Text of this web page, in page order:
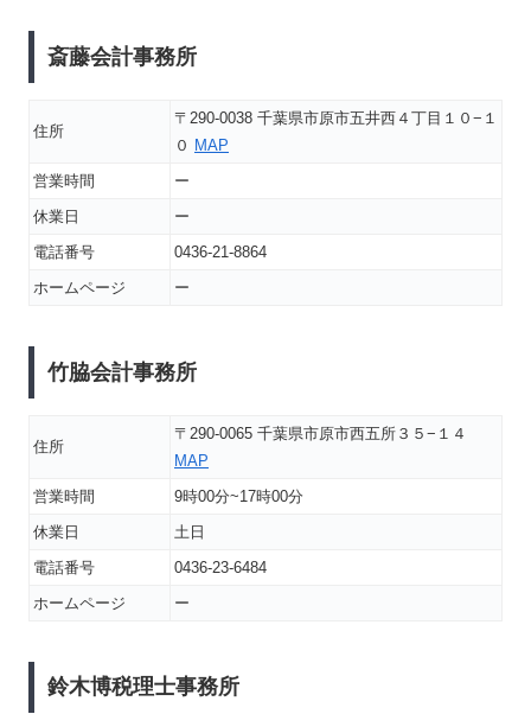
斎藤会計事務所
住所
〒290-0038 千葉県市原市五井西４丁目１０−１
０ MAP
営業時間
ー
休業日
ー
電話番号
0436-21-8864
ホームページ
ー
竹脇会計事務所
住所
〒290-0065 千葉県市原市西五所３５−１４
MAP
営業時間
9時00分~17時00分
休業日
土日
電話番号
0436-23-6484
ホームページ
ー
鈴木博税理士事務所